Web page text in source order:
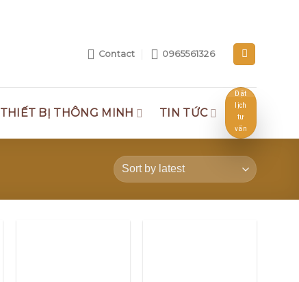
Contact 0965561326
THIẾT BỊ THÔNG MINH TIN TỨC
Đặt
lịch
tư
vấn